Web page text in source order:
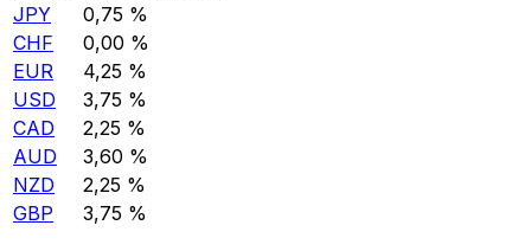
JPY
0,75 %
CHF
0,00 %
EUR
4,25 %
USD
3,75 %
CAD
2,25 %
AUD
3,60 %
NZD
2,25 %
GBP
3,75 %